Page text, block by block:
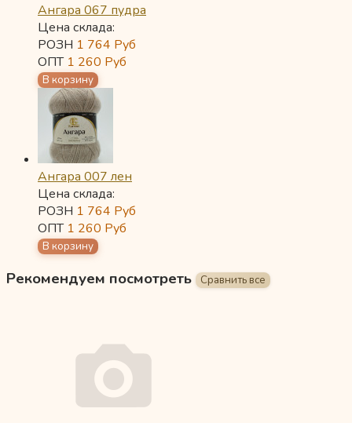
Ангара 067 пудра
Цена склада:
РОЗН 1 764 Руб
ОПТ 1 260 Руб
Ангара 007 лен
Цена склада:
РОЗН 1 764 Руб
ОПТ 1 260 Руб
Рекомендуем посмотреть